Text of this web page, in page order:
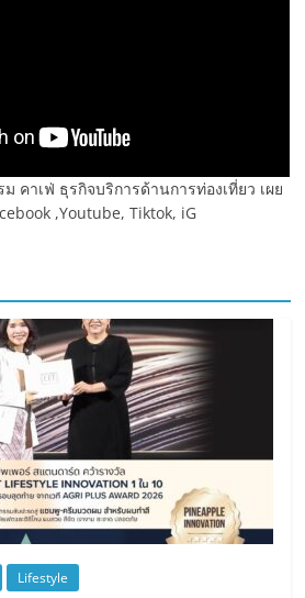
คาเฟ่ ธุรกิจบริการด้านการท่องเที่ยว เผย
,Youtube, Tiktok, iG
Lifestyle